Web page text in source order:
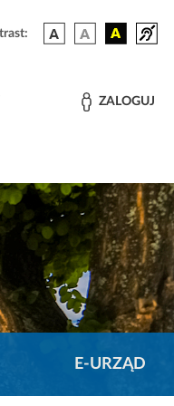
ZALOGUJ
E-URZĄD